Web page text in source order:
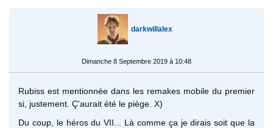
darkwillalex
Dimanche 8 Septembre 2019 à 10:48
Rubiss est mentionnée dans les remakes mobile du premier
si, justement. Ç'aurait été le piège. X)
Du coup, le héros du VII... Là comme ça je dirais soit que la